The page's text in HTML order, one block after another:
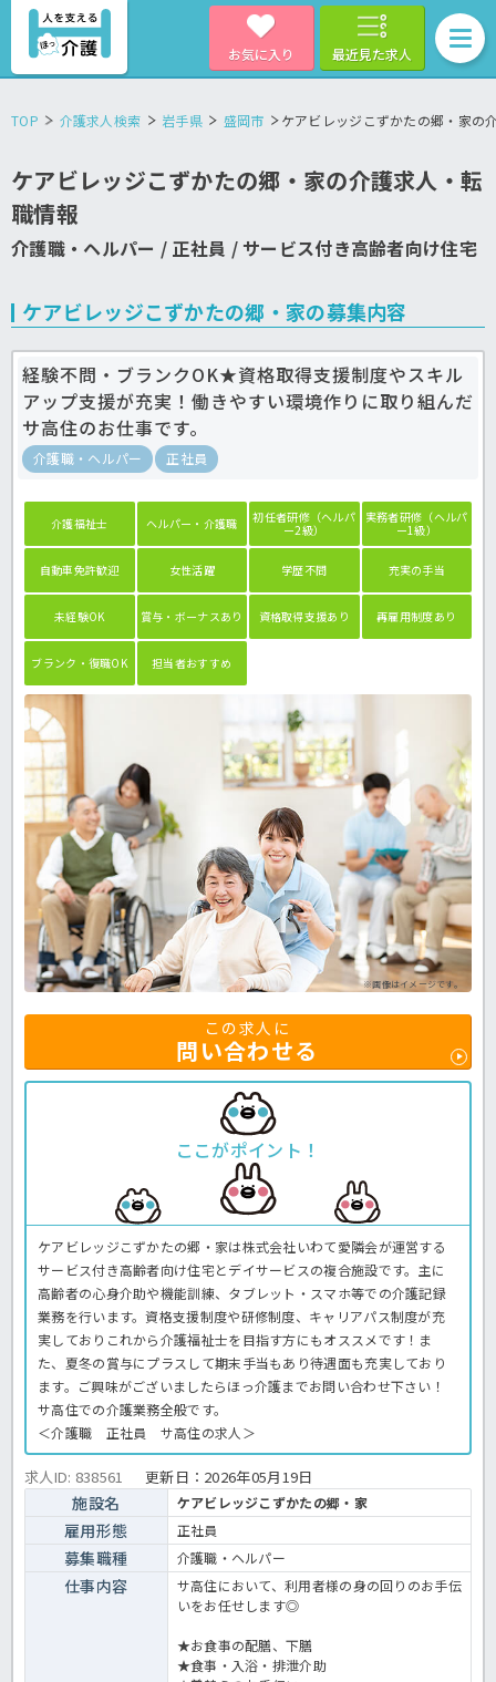
お気に入り 最近見た求人
TOP 介護求人検索 岩手県 盛岡市 ケアビレッジこずかたの郷・家の
ケアビレッジこずかたの郷・家の介護求人・転
職情報
介護職・ヘルパー / 正社員 / サービス付き高齢者向け住宅
ケアビレッジこずかたの郷・家の募集内容
経験不問・ブランクOK★資格取得支援制度やスキル
アップ支援が充実！働きやすい環境作りに取り組んだ
サ高住のお仕事です。
介護職・ヘルパー 正社員
介護福祉士 ヘルパー・介護職
初任者研修（ヘルパ
ー2級）
実務者研修（ヘルパ
ー1級）
自動車免許歓迎 女性活躍 学歴不問 充実の手当
未経験OK 賞与・ボーナスあり 資格取得支援あり 再雇用制度あり
ブランク・復職OK 担当者おすすめ
※画像はイメージです。
この求人に
問い合わせる
ここがポイント！
ケアビレッジこずかたの郷・家は株式会社いわて愛隣会が運営する
サービス付き高齢者向け住宅とデイサービスの複合施設です。主に
高齢者の心身介助や機能訓練、タブレット・スマホ等での介護記録
業務を行います。資格支援制度や研修制度、キャリアパス制度が充
実しておりこれから介護福祉士を目指す方にもオススメです！ま
た、夏冬の賞与にプラスして期末手当もあり待遇面も充実しており
ます。ご興味がございましたらほっ介護までお問い合わせ下さい！
サ高住での介護業務全般です。
＜介護職 正社員 サ高住の求人＞
求人ID: 838561 更新日： 2026年05月19日
施設名 ケアビレッジこずかたの郷・家
雇用形態 正社員
募集職種 介護職・ヘルパー
仕事内容
サ高住において、利用者様の身の回りのお手伝
いをお任せします◎
★お食事の配膳、下膳
★食事・入浴・排泄介助